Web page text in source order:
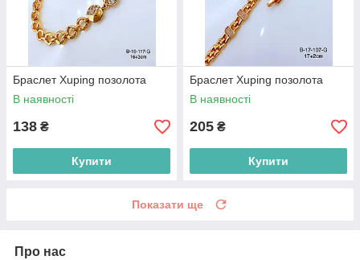
Браслет Xuping позолота
В наявності
138 ₴
Купити
Браслет Xuping позолота
В наявності
205 ₴
Купити
Показати ще
Про нас